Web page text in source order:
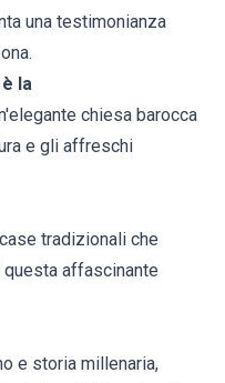
una testimonianza
la
chiesa barocca
e gli affreschi
tradizionali che
affascinante
e storia millenaria,